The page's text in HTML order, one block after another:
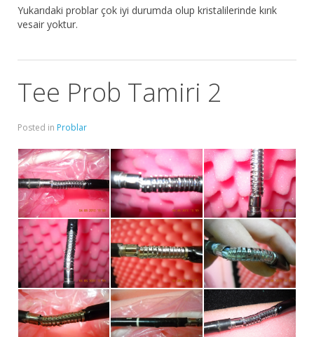
Yukarıdaki problar çok iyi durumda olup kristalilerinde kırık
vesair yoktur.
Tee Prob Tamiri 2
Posted in Problar